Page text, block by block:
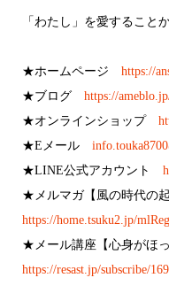
「わたし」を愛すること
★ホームページ https://
★ブログ https://
★オンラインショップ
★Eメール
★LINE公式アカウント
★メルマガ【風の時代の起
https://home.tsuku2.jp/
★メール講座【心身がほ
https://resast.jp/subscribe/16